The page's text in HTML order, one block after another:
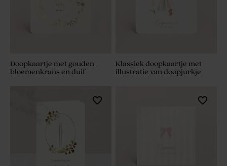
Doopkaartje met gouden
bloemenkrans en duif
Klassiek doopkaartje met
illustratie van doopjurkje